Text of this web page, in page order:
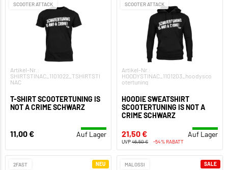
SCOOTER ATTACK
Artikel-Nr.:
SHIRTSTINAC_1101022_TSHIRTSTI
NAC
T-SHIRT SCOOTERTUNING IS
NOT A CRIME SCHWARZ
11,00 € Auf Lager
SCOOTER ATTACK
Artikel-Nr.:
HOODYSTINAC_1101203_hoodysco
otertuning
HOODIE SWEATSHIRT
SCOOTERTUNING IS NOT A
CRIME SCHWARZ
21,50 € Auf Lager
UVP46,50 € -54% RABATT
2FAST NEU MALOSSI SALE